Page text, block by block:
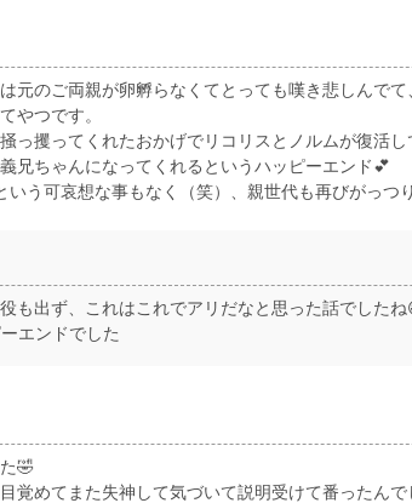
元のご両親が卵孵らなくてとっても嘆き悲しんでて
やつです。
っ攫ってくれたおかげでリコリスとノルムが復活し
兄ちゃんになってくれるというハッピーエンド💕
う可哀想な事もなく（笑）、親世代も再びがっつ
も出ず、これはこれでアリだなと思った話でしたね
エンドでした
🤣
覚めてまた失神して気づいて説明受けて番ったんで